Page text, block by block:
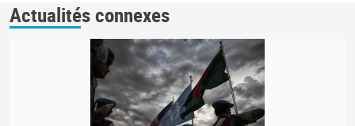
Actualités connexes